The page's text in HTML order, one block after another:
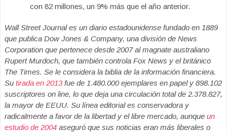
con 82 millones, un 9% más que el año anterior.
Wall Street Journal es un diario estadounidense fundado en 1889
que publica Dow Jones & Company, una división de News
Corporation que pertenece desde 2007 al magnate australiano
Rupert Murdoch, que también controla Fox News y el británico
The Times. Se le considera la biblia de la información financiera.
Su tirada en 2013fue de 1.480.000 ejemplares en papel y 898.102
suscriptores on line, lo que deja una circulación total de 2.378.827,
la mayor de EEUU. Su línea editorial es conservadora y
radicalmente a favor de la libertad y el libre mercado, aunque un
estudio de 2004 aseguró que sus noticias eran más liberales o